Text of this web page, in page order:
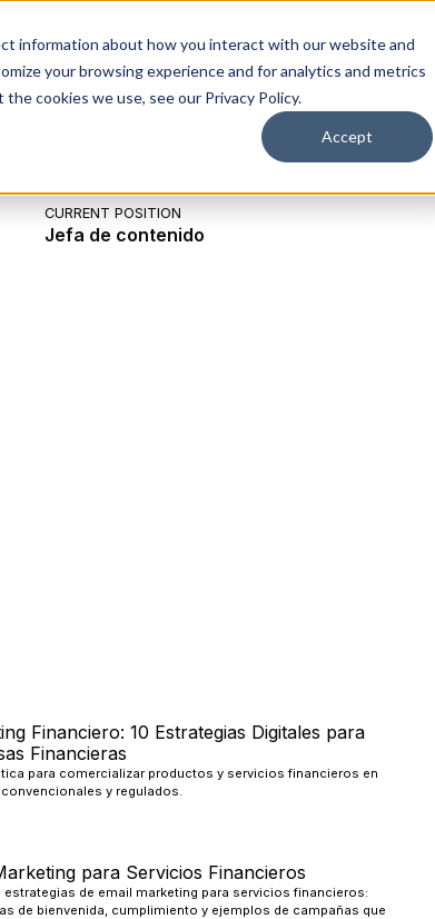
information about how you interact with our website and
your browsing experience and for analytics and metrics
cookies we use, see our Privacy Policy.
Accept
Plataforma Recursos Empresa
CURRENT POSITION
Jefa de contenido
Financiero: 10 Estrategias Digitales para
Financieras
para comercializar productos y servicios financieros en
y regulados.
para Servicios Financieros
estrategias de email marketing para servicios financieros:
de bienvenida, cumplimiento y ejemplos de campañas que